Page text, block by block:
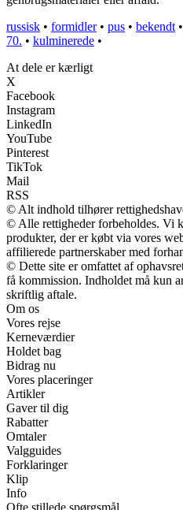
russisk • formidler• pus • bekendt •
70. • kulminerede •
At dele er kærligt
X
Facebook
Instagram
LinkedIn
YouTube
Pinterest
TikTok
Mail
RSS
© Alt indhold tilhører
© Alle rettigheder forbeholdes. Vi
produkter, der er købt via vores
affilierede partnerskaber med
© Dette site er omfattet af
få kommission. Indholdet må kun
skriftlig aftale.
Om os
Vores rejse
Kerneværdier
Holdet bag
Bidrag nu
Vores placeringer
Artikler
Gaver til dig
Rabatter
Omtaler
Valgguides
Forklaringer
Klip
Info